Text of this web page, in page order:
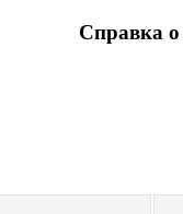
Справка о